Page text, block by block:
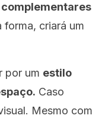
forma, criará um
por um estilo
Caso
Mesmo com